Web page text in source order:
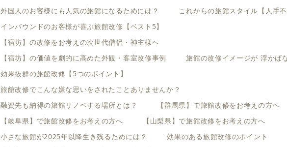
外国人のお客様にも人気の旅館になるためには？
これからの旅館スタイル【人手不
インバウンドのお客様が喜ぶ旅館改修【ベスト5】
【宿坊】の改修をお考えの次世代僧侶・神主様へ
【宿坊】の価値を劇的に高めた外観・客室改修事例
旅館の改修イメージが 浮かば
効果抜群の旅館改修【5つのポイント】
旅館改修でこんな嫌な思いをされたことありませんか？
融資先も納得の旅館リノベする場所とは？
【群馬県】で旅館改修をお考えの方へ
【岐阜県】で旅館改修をお考えの方へ
【山梨県】で旅館改修をお考えの方へ
小さな旅館が2025年以降生き残るためには？
効果のある旅館改修のポイント